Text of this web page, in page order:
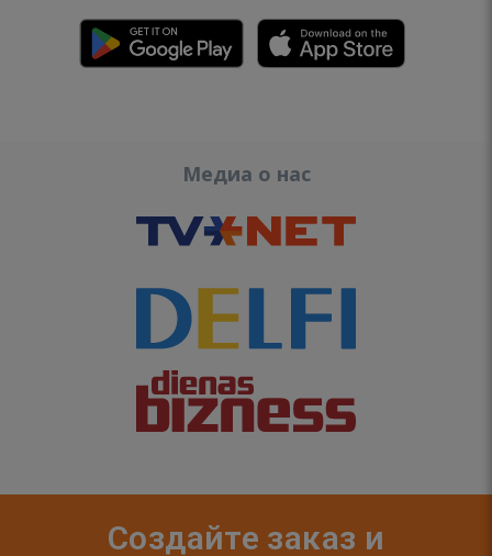
Медиа о нас
Создайте заказ и